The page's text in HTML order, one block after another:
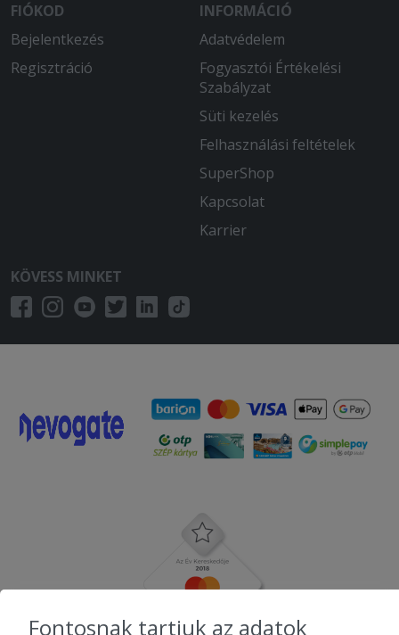
FIÓKOD
Bejelentkezés
Regisztráció
INFORMÁCIÓ
Adatvédelem
Fogyasztói Értékelési
Szabályzat
Süti kezelés
Felhasználási feltételek
SuperShop
Kapcsolat
Karrier
KÖVESS MINKET
Fontosnak tartjuk az adatok